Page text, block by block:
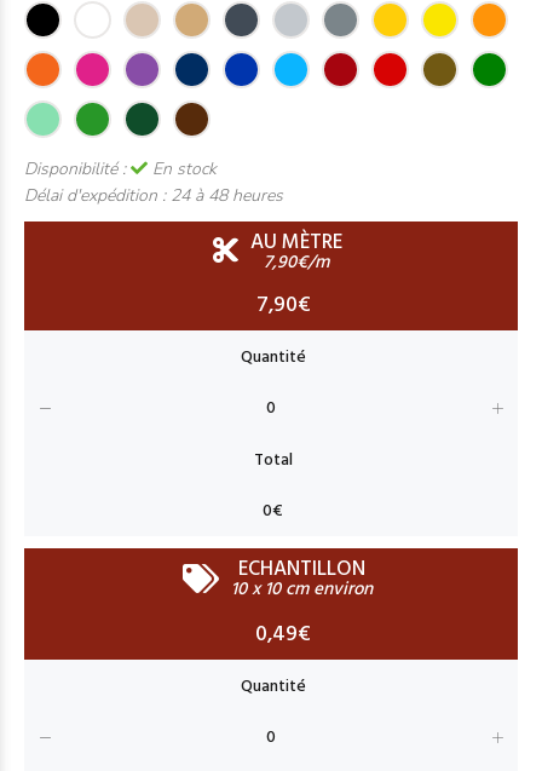
Disponibilité :
En stock
Délai d'expédition : 24 à 48 heures
AU MÈTRE
7,90€/m
7,90€
ECHANTILLON
10 x 10 cm environ
0,49€